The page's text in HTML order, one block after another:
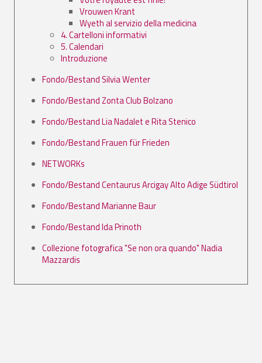
Vrouwen Krant
Wyeth al servizio della medicina
4. Cartelloni informativi
5. Calendari
Introduzione
Fondo/Bestand Silvia Wenter
Fondo/Bestand Zonta Club Bolzano
Fondo/Bestand Lia Nadalet e Rita Stenico
Fondo/Bestand Frauen für Frieden
NETWORKs
Fondo/Bestand Centaurus Arcigay Alto Adige Südtirol
Fondo/Bestand Marianne Baur
Fondo/Bestand Ida Prinoth
Collezione fotografica "Se non ora quando" Nadia
Mazzardis